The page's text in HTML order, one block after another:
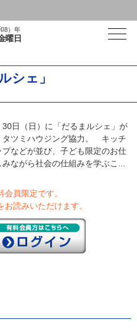
8）年
曜日
シェ」
日（日）に「だるまルシェ」が
タツミハウジング協力。 キッチ
などが並び、子ども限定のお仕
ながら社会の仕組みを学ぶこ...
会員限定です。
読みいただけます。